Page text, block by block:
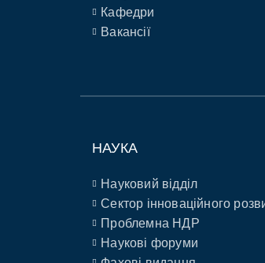
Кафедри
Вакансії
НАУКА
Науковий відділ
Сектор інноваційного
Проблемна НДР
Наукові форуми